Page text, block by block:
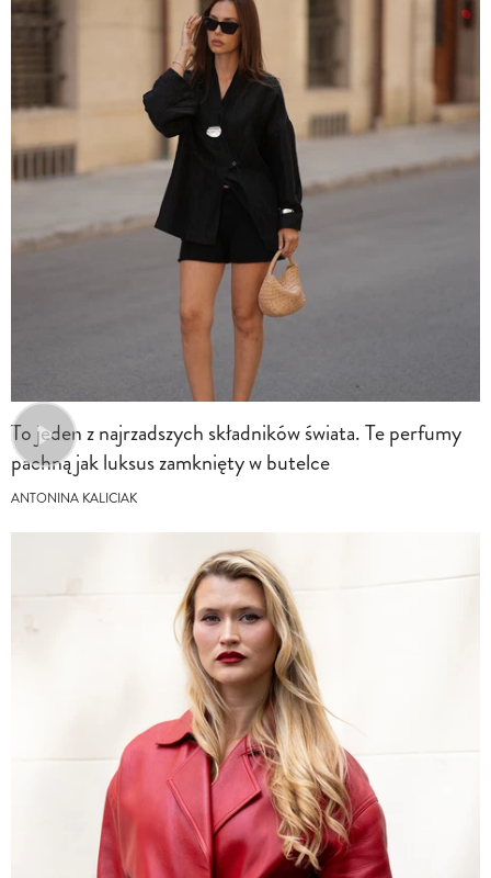
To jeden z najrzadszych składników świata. Te perfumy
pachną jak luksus zamknięty w butelce
ANTONINA KALICIAK